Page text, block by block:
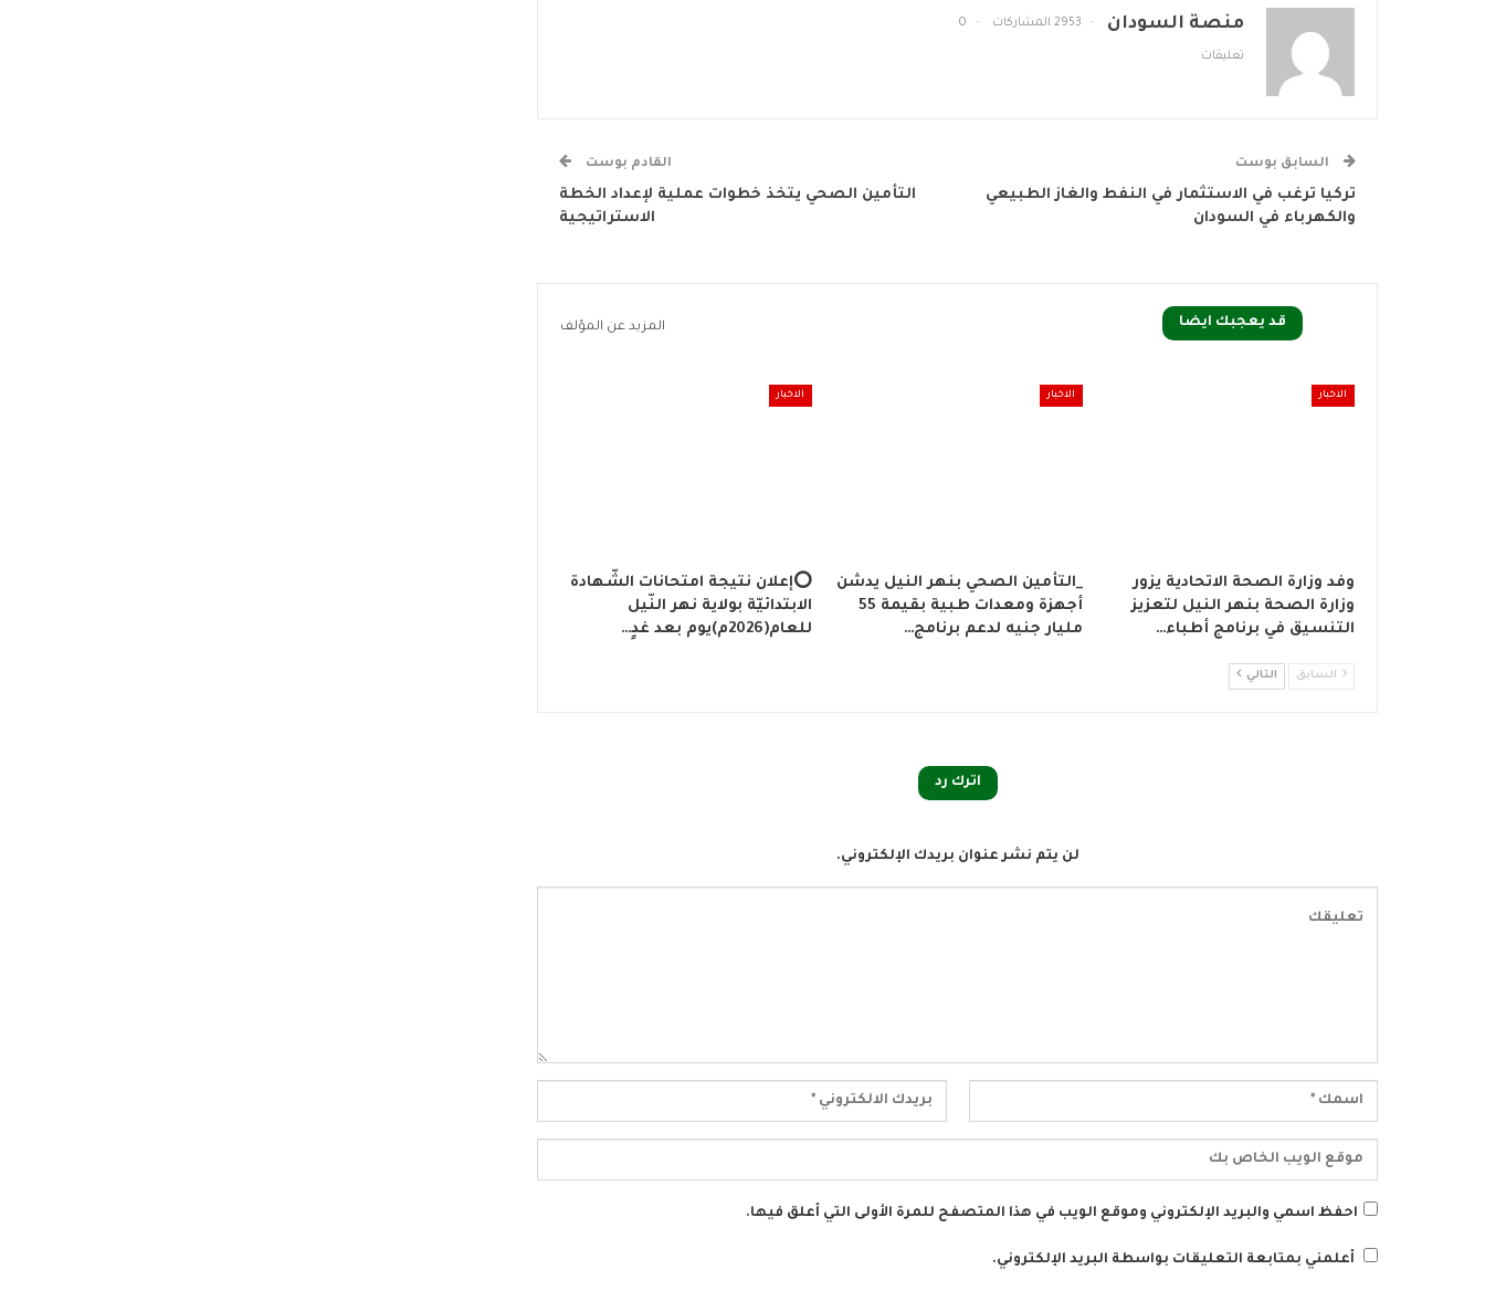
منصة السودان 2953 المشاركات 0
تعليقات
السابق بوست
تركيا ترغب في الاستثمار في النفط والغاز الطبيعي
والكهرباء في السودان
القادم بوست
التأمين الصحي يتخذ خطوات عملية لإعداد الخطة
الاستراتيجية
قد يعجبك ايضا المزيد عن المؤلف
الاخبار
وفد وزارة الصحة الاتحادية يزور
وزارة الصحة بنهر النيل لتعزيز
التنسيق في برنامج أطباء…
الاخبار
_التأمين الصحي بنهر النيل يدشن
أجهزة ومعدات طبية بقيمة 55
مليار جنيه لدعم برنامج…
الاخبار
⭕إعلان نتيجة امتحانات الشّهادة
الابتدائيّة بولاية نهر النّيل
للعام(2026م)يوم بعد غدٍ…
السابق التالي
اترك رد
لن يتم نشر عنوان بريدك الإلكتروني.
احفظ اسمي والبريد الإلكتروني وموقع الويب في هذا المتصفح للمرة الأولى التي أعلق فيها.
أعلمني بمتابعة التعليقات بواسطة البريد الإلكتروني.